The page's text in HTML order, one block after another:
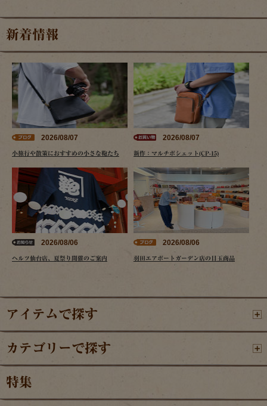
新着情報
2026/08/07
小旅行や散策におすすめの小さな鞄たち
2026/08/07
新作：マルチポシェット(CP-15)
2026/08/06
ヘルツ仙台店、夏祭り開催のご案内
2026/08/06
羽田エアポートガーデン店の目玉商品
アイテムで探す
カテゴリーで探す
特集